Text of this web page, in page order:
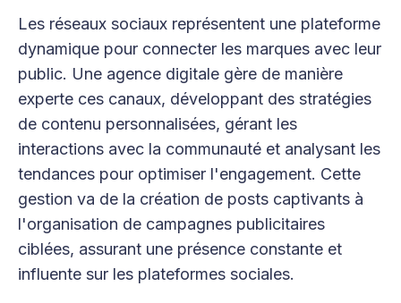
Les réseaux sociaux représentent une plateforme
dynamique pour connecter les marques avec leur
public. Une agence digitale gère de manière
experte ces canaux, développant des stratégies
de contenu personnalisées, gérant les
interactions avec la communauté et analysant les
tendances pour optimiser l'engagement. Cette
gestion va de la création de posts captivants à
l'organisation de campagnes publicitaires
ciblées, assurant une présence constante et
influente sur les plateformes sociales.